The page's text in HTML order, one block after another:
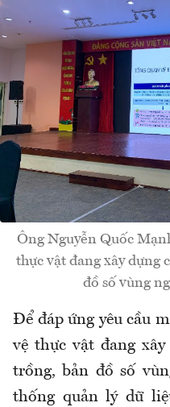
Ông Nguyễn Quốc
thực vật đang xây dựng
đồ số vùng
Để đáp ứng yêu cầu
vệ thực vật đang
trồng, bản đồ số
thống quản lý dữ